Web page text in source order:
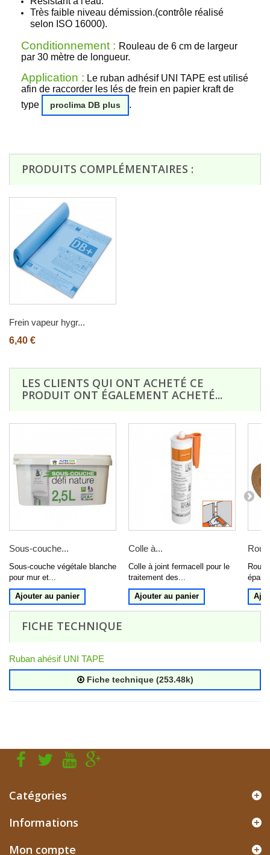
Très faible niveau démission.(contrôle réalisé
selon ISO 16000).
Conditionnement : Rouleau de 6 cm de largeur
par 30 mètre de longueur.
Application : Le ruban adhésif UNI TAPE est utilisé
afin de raccorder les lés de frein en papier kraft de
type
proclima DB plus .
PRODUITS COMPLÉMENTAIRES :
Frein vapeur hygr...
6,40 €
LES CLIENTS QUI ONT ACHETÉ CE
PRODUIT ONT ÉGALEMENT ACHETÉ...
Sous-couche...
Sous-couche végétale blanche
pour mur et...
Ajouter au panier
Colle à...
Colle à joint fermacell pour le
traitement des...
Ajouter au panier
FICHE TECHNIQUE
Ruban ahésif UNI TAPE
Fiche technique (253.48k)
Catégories
Informations
Mon compte